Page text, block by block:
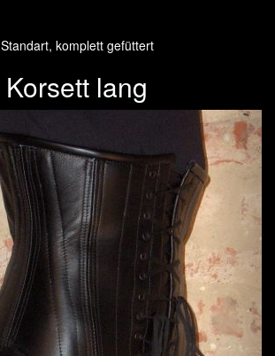
Standart, komplett gefüttert
Korsett lang
Next